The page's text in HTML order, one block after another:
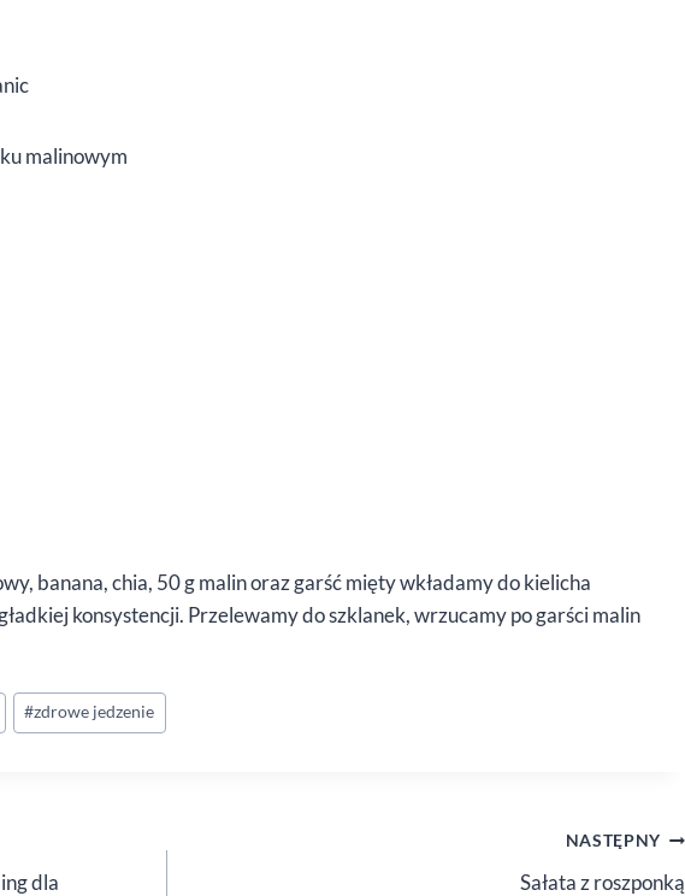
malinowym
banana, chia, 50 g malin oraz garść mięty wkładamy do kielicha
konsystencji. Przelewamy do szklanek, wrzucamy po garści malin
#zdrowe jedzenie
dla
NASTĘPNY
Sałata z roszponką